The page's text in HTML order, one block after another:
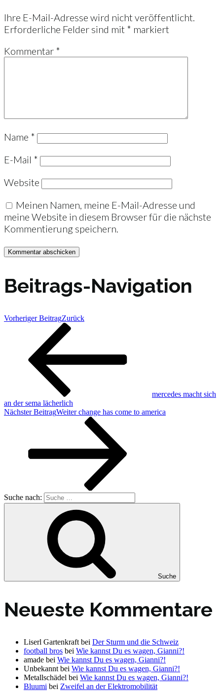
Ihre E-Mail-Adresse wird nicht veröffentlicht.
Erforderliche Felder sind mit * markiert
Kommentar *
Name *
E-Mail *
Website
Meinen Namen, meine E-Mail-Adresse und
meine Website in diesem Browser für die nächste
Kommentierung speichern.
Beitrags-Navigation
Vorheriger BeitragZurück
mercedes macht sich
an der sema lächerlich
Nächster BeitragWeiter change has come to america
Suche nach:
Suche
Neueste Kommentare
Liserl Gartenkraft bei Der Sturm und die Schweiz
football bros bei Wie kannst Du es wagen, Gianni?!
amade bei Wie kannst Du es wagen, Gianni?!
Unbekannt bei Wie kannst Du es wagen, Gianni?!
Metallschädel bei Wie kannst Du es wagen, Gianni?!
Bluumi bei Zweifel an der Elektromobilität